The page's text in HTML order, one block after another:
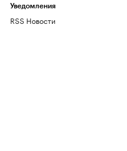
Уведомления
RSS Новости